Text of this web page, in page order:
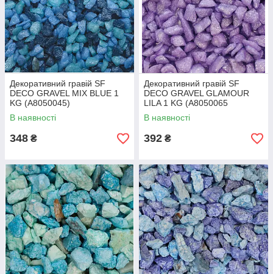
Декоративний гравій SF
DECO GRAVEL MIX BLUE 1
KG (A8050045)
В наявності
348 ₴
Декоративний гравій SF
DECO GRAVEL GLAMOUR
LILA 1 KG (A8050065
В наявності
392 ₴